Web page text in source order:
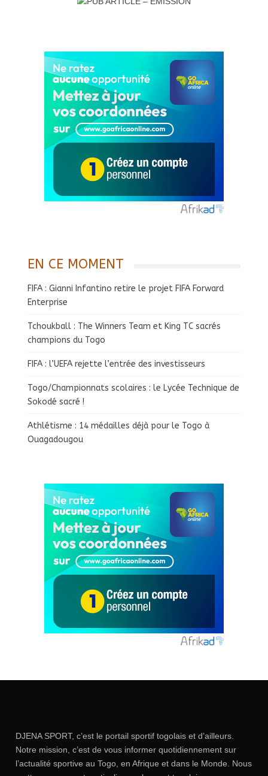
EN CE MOMENT
FIFA : Gianni Infantino retire le projet FIFA Forward
Enterprise
Tchoukball : The Winners Team et King TC sacrés
champions du Togo
FIFA : l’UEFA rejette l’entrée des investisseurs
Togo/Championnats scolaires : le Lycée Technique de
Sokodé sacré !
Athlétisme : 14 médailles déjà pour le Togo à
Ouagadougou
DJENA SPORT, c’est le portail sportif togolais et d’ailleurs.
Notre mission, c’est de vous informer quotidiennement sur
l’actualité sportive au Togo, en Afrique et dans le Monde. Nous